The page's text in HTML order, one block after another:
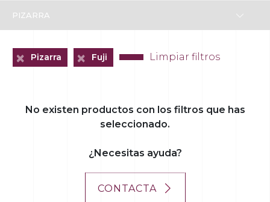
+Pizarra +Fuji + Limpiar filtros
No existen productos con los filtros que has
seleccionado.
¿Necesitas ayuda?
CONTACTA